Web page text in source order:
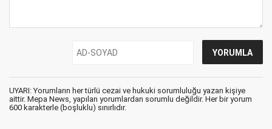
UYARI: Yorumların her türlü cezai ve hukuki sorumluluğu yazan kişiye
aittir. Mepa News, yapılan yorumlardan sorumlu değildir. Her bir yorum
600 karakterle (boşluklu) sınırlıdır.